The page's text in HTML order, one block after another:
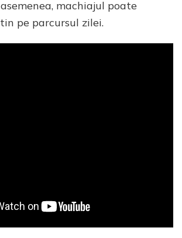
machiajul poate
pe parcursul zilei.